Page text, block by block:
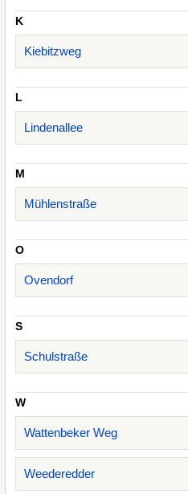
K
Kiebitzweg
L
Lindenallee
M
Mühlenstraße
O
Ovendorf
S
Schulstraße
W
Wattenbeker Weg
Weederedder